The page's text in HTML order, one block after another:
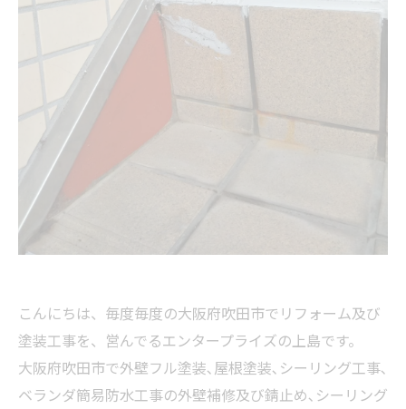
こんにちは、毎度毎度の大阪府吹田市でリフォーム及び
塗装工事を、営んでるエンタープライズの上島です。
大阪府吹田市で外壁フル塗装､屋根塗装､シーリング工事､
ベランダ簡易防水工事の外壁補修及び錆止め､シーリング